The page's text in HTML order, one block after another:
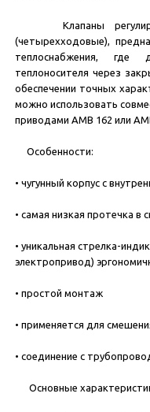
Клапаны
(четырехходовые),
теплоснабжения, где
теплоносителя через
обеспечении точных
можно использовать
приводами AMB 162 или
Особенности:
• чугунный корпус с
• самая низкая протечка в
• уникальная стрелка-
электропривод)
• простой монтаж
• применяется для
• соединение с
Основные